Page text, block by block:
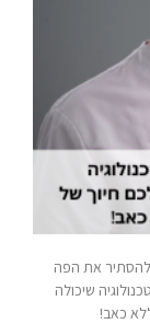
את הפה
שיכולה
כאב!​